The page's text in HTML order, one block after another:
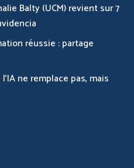
Balty (UCM) revient sur 7
réussie : partage
ne remplace pas, mais